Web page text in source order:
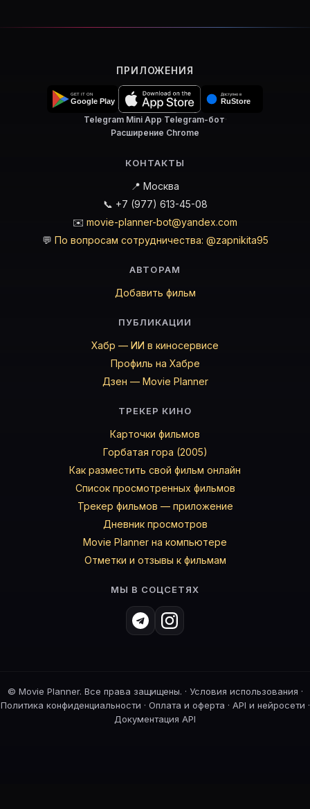
ПРИЛОЖЕНИЯ
Telegram Mini App·Telegram-бот·
Расширение Chrome
КОНТАКТЫ
📍 Москва
📞 +7 (977) 613-45-08
✉️ movie-planner-bot@yandex.com
💬 По вопросам сотрудничества: @zapnikita95
АВТОРАМ
Добавить фильм
ПУБЛИКАЦИИ
Хабр — ИИ в киносервисе
Профиль на Хабре
Дзен — Movie Planner
ТРЕКЕР КИНО
Карточки фильмов
Горбатая гора (2005)
Как разместить свой фильм онлайн
Список просмотренных фильмов
Трекер фильмов — приложение
Дневник просмотров
Movie Planner на компьютере
Отметки и отзывы к фильмам
МЫ В СОЦСЕТЯХ
© Movie Planner. Все права защищены. · Условия использования ·
Политика конфиденциальности · Оплата и оферта · API и нейросети ·
Документация API